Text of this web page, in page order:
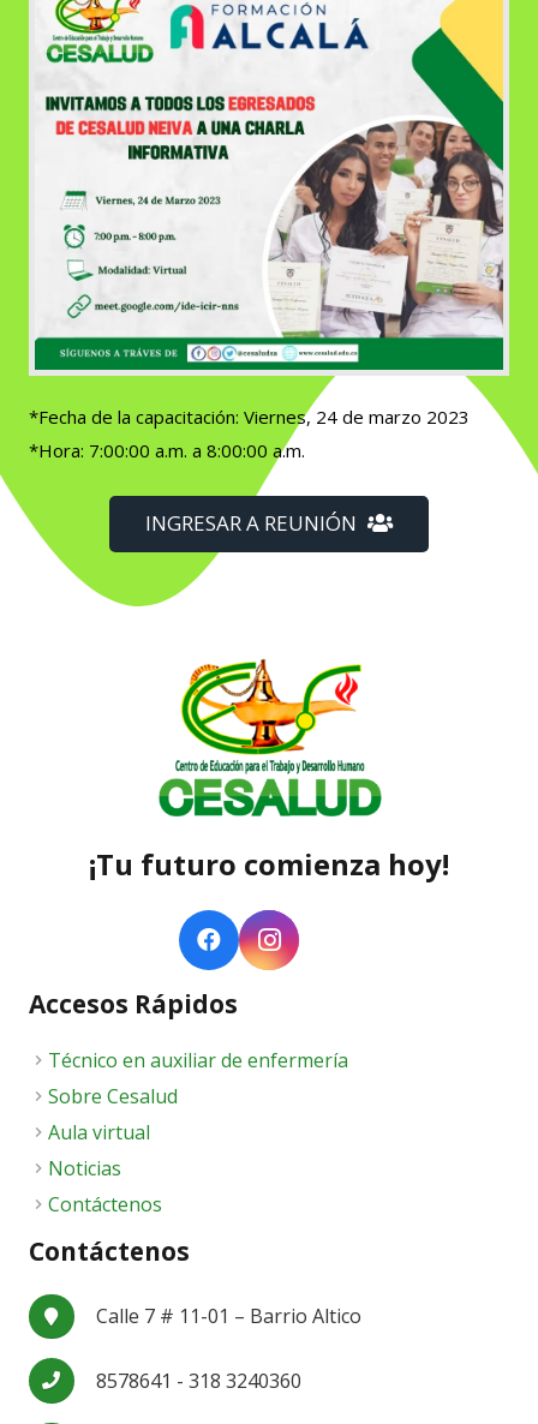
*Fecha de la capacitación: Viernes, 24 de marzo 2023
*Hora: 7:00:00 a.m. a 8:00:00 a.m.
INGRESAR A REUNIÓN
¡Tu futuro comienza hoy!
Accesos Rápidos
Técnico en auxiliar de enfermería
Sobre Cesalud
Aula virtual
Noticias
Contáctenos
Contáctenos
Calle 7 # 11-01 – Barrio Altico
8578641 - 318 3240360